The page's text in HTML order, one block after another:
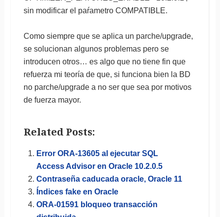
sin modificar el paŕametro COMPATIBLE.
Como siempre que se aplica un parche/upgrade,
se solucionan algunos problemas pero se
introducen otros… es algo que no tiene fin que
refuerza mi teoría de que, si funciona bien la BD
no parche/upgrade a no ser que sea por motivos
de fuerza mayor.
Related Posts:
Error ORA-13605 al ejecutar SQL
Access Advisor en Oracle 10.2.0.5
Contraseña caducada oracle, Oracle 11
Índices fake en Oracle
ORA-01591 bloqueo transacción